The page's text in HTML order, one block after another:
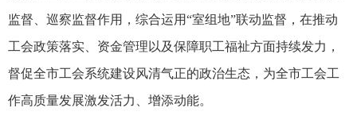
监督、巡察监督作用，综合运用“室组地”联动监督，在推动
工会政策落实、资金管理以及保障职工福祉方面持续发力，
督促全市工会系统建设风清气正的政治生态，为全市工会工
作高质量发展激发活力、增添动能。